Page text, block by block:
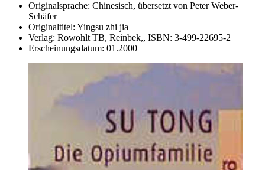
Originalsprache: Chinesisch, übersetzt von Peter Weber-
Schäfer
Originaltitel: Yingsu zhi jia
Verlag: Rowohlt TB, Reinbek,, ISBN: 3-499-22695-2
Erscheinungsdatum: 01.2000